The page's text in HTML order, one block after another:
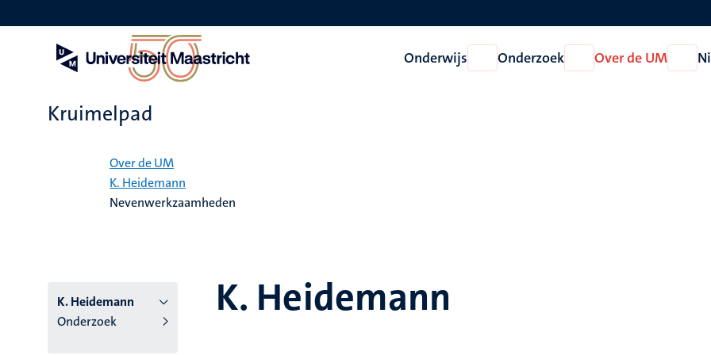
en
Onderwijs
Open
Onderwijs
Onderzoek
Open
Onderzoek
Over de UM
Open
Over
Kruimelpad
Over de UM
K. Heidemann
Nevenwerkzaamheden
K. Heidemann
Onderzoek
K. Heidemann